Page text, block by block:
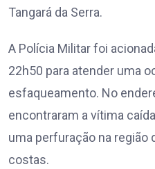
Tangará da Serra.
A Polícia Militar foi
22h50 para atender uma
esfaqueamento. No
encontraram a vítima
uma perfuração na região
costas.